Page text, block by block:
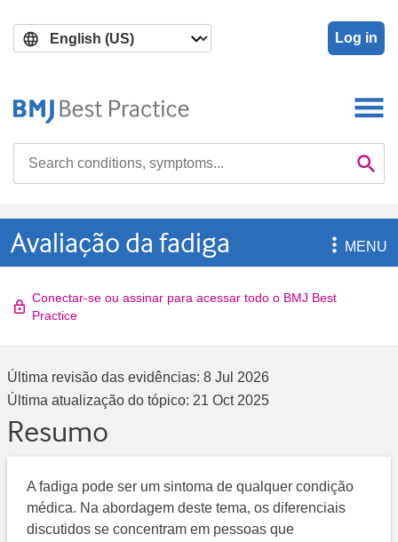
main
search
Log in

Avaliação da fadiga MENU
Conectar-se ou assinar para acessar todo o BMJ Best
Practice
Última revisão das evidências: 8 Jul 2026
Última atualização do tópico: 21 Oct 2025
Resumo
A fadiga pode ser um sintoma de qualquer condição
médica. Na abordagem deste tema, os diferenciais
discutidos se concentram em pessoas que